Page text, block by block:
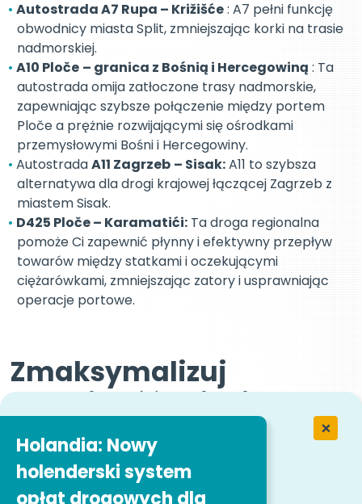
Holandia: Nowy
holenderski system
opłat drogowych dla
Autostrada A7 Rupa – Križišće: A7 pełni funkcję
obwodnicy miasta Split, zmniejszając korki na trasie
nadmorskiej.
A10 Ploče – granica z Bośnią i Hercegowiną : Ta
autostrada omija zatłoczone trasy nadmorskie,
zapewniając szybsze połączenie między portem
Ploče a prężnie rozwijającymi się ośrodkami
przemysłowymi Bośni i Hercegowiny.
AutostradaA11 Zagrzeb – Sisak:A11 to szybsza
alternatywa dla drogi krajowej łączącej Zagrzeb z
miastem Sisak.
D425 Ploče – Karamatići:Ta droga regionalna
pomoże Ci zapewnić płynny i efektywny przepływ
towarów między statkami i oczekującymi
ciężarówkami, zmniejszając zatory i usprawniając
operacje portowe.
Zmaksymalizuj
wydajność dzięki
Telepass dzięki
następującym